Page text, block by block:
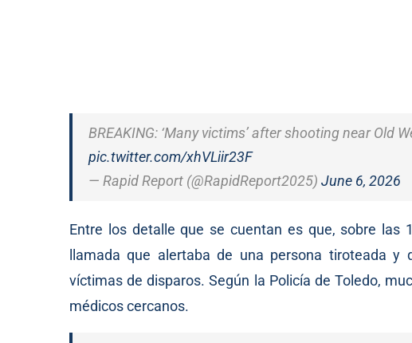
BREAKING: ‘Many victims’ after shooting near Old
pic.twitter.com/xhVLiir23F
— Rapid Report (@RapidReport2025) June 6, 2026
Entre los detalle que se cuentan es que, sobre las
llamada que alertaba de una persona tiroteada
víctimas de disparos. Según la Policía de Toledo,
médicos cercanos.